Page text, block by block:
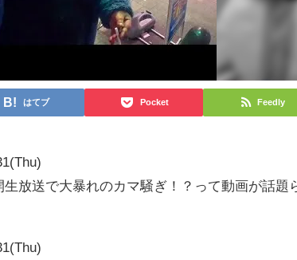
はてブ Pocket Feedly
生放送で大暴れのカマ騒ぎ！？って動画が話題